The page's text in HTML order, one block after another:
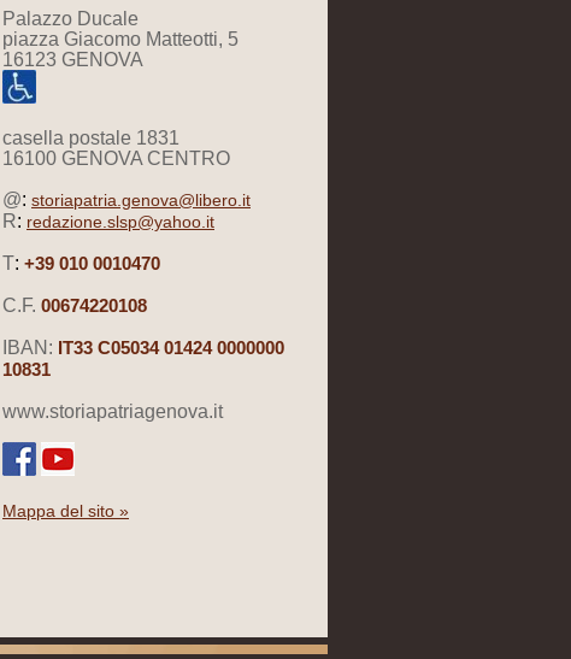
Palazzo Ducale
piazza Giacomo Matteotti, 5
16123 GENOVA
casella postale 1831
16100 GENOVA CENTRO
@: storiapatria.genova@libero.it
R: redazione.slsp@yahoo.it
T: +39 010 0010470
C.F. 00674220108
IBAN: IT33 C05034 01424 0000000
10831
www.storiapatriagenova.it
Mappa del sito »